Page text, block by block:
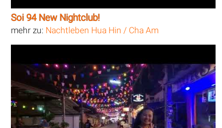
Soi 94 New Nightclub!
mehr zu: Nachtleben Hua Hin / Cha Am